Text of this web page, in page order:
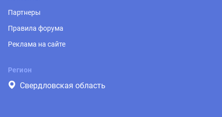
Партнеры
Правила форума
Реклама на сайте
Регион
Свердловская область